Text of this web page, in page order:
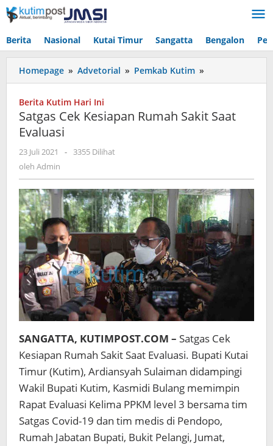
Lewati
ke
Berita Nasional Kutai Timur Sangatta Bengalon
Homepage » Advetorial » Pemkab Kutim »
Cek
Sakit
Berita Kutim Hari Ini
Satgas Cek Kesiapan Rumah Sakit Saat
Evaluasi
23 Juli 2021
oleh
- 3355 Dilihat
oleh Admin
SANGATTA, KUTIMPOST.COM – Satgas Cek
Kesiapan Rumah Sakit Saat Evaluasi. Bupati Kutai
Timur (Kutim), Ardiansyah Sulaiman didampingi
Wakil Bupati Kutim, Kasmidi Bulang memimpin
Rapat Evaluasi Kelima PPKM level 3 bersama tim
Satgas Covid-19 dan tim medis di Pendopo,
Rumah Jabatan Bupati, Bukit Pelangi, Jumat,